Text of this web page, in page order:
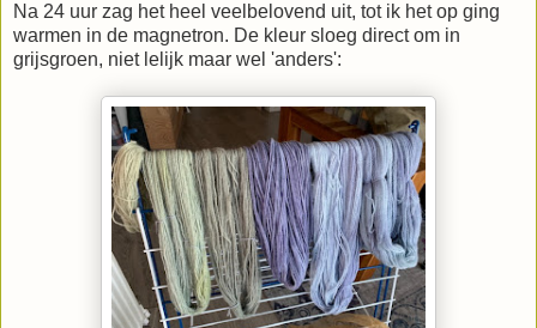
Na 24 uur zag het heel veelbelovend uit, tot ik het op ging
warmen in de magnetron. De kleur sloeg direct om in
grijsgroen, niet lelijk maar wel 'anders':